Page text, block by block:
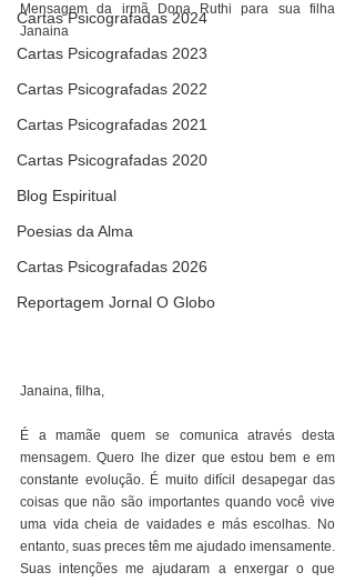
Cartas Psicografadas 2024
Cartas Psicografadas 2023
Cartas Psicografadas 2022
Cartas Psicografadas 2021
Cartas Psicografadas 2020
Blog Espiritual
Poesias da Alma
Cartas Psicografadas 2026
Reportagem Jornal O Globo
Mensagem da irmã Dona Ruthi para sua filha
Janaina
Janaina, filha,
É a mamãe quem se comunica através desta
mensagem. Quero lhe dizer que estou bem e em
constante evolução. É muito difícil desapegar das
coisas que não são importantes quando você vive
uma vida cheia de vaidades e más escolhas. No
entanto, suas preces têm me ajudado imensamente.
Suas intenções me ajudaram a enxergar o que